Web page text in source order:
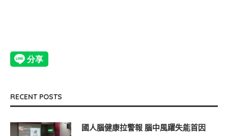
RECENT POSTS
國人腦健康拉警報 腦中風躍失能首因